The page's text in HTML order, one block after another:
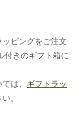
ピングをご注文
付きのギフト箱に
は、 ギフトラッ
。